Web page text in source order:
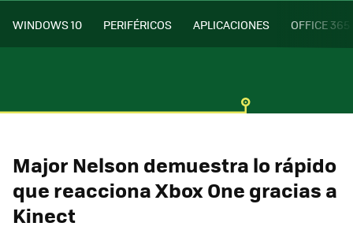
WINDOWS 10 PERIFÉRICOS APLICACIONES OFFICE 365
Major Nelson demuestra lo rápido
que reacciona Xbox One gracias a
Kinect